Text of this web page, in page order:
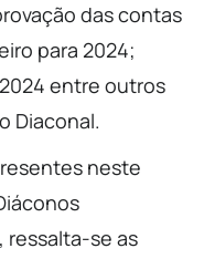
das contas
para 2024;
entre outros
Diaconal.
neste
ressalta-se as